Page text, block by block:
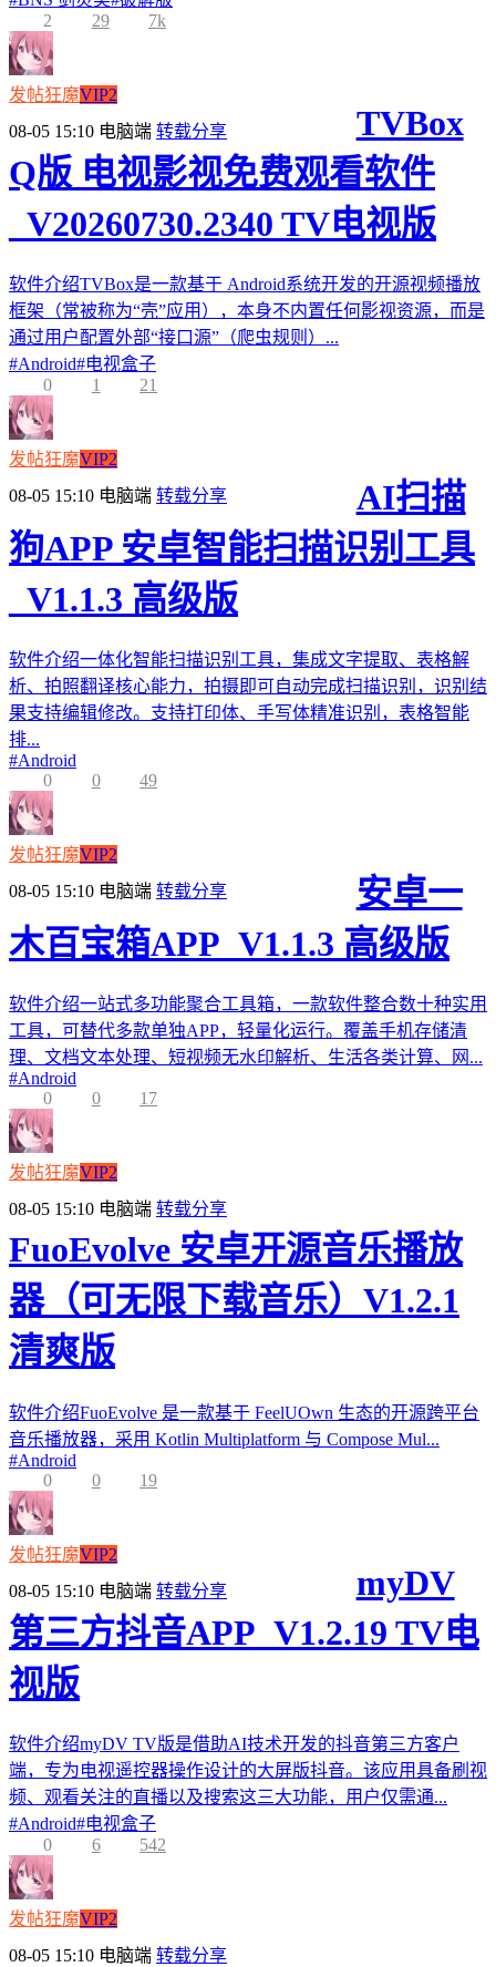
2
29 7k
发帖狂魔VIP2
08-05 15:10 电脑端 转载分享
TVBox
Q版 电视影视免费观看软件
_V20260730.2340 TV电视版
软件介绍TVBox是一款基于 Android系统开发的开源视频播放
框架（常被称为“壳”应用），本身不内置任何影视资源，而是
通过用户配置外部“接口源”（爬虫规则）...
#Android#电视盒子
0
1 21
发帖狂魔VIP2
08-05 15:10 电脑端 转载分享
AI扫描
狗APP 安卓智能扫描识别工具
_V1.1.3 高级版
软件介绍一体化智能扫描识别工具，集成文字提取、表格解
析、拍照翻译核心能力，拍摄即可自动完成扫描识别，识别结
果支持编辑修改。支持打印体、手写体精准识别，表格智能
排...
#Android
0
0 49
发帖狂魔VIP2
08-05 15:10 电脑端 转载分享
安卓一
木百宝箱APP_V1.1.3 高级版
软件介绍一站式多功能聚合工具箱，一款软件整合数十种实用
工具，可替代多款单独APP，轻量化运行。覆盖手机存储清
理、文档文本处理、短视频无水印解析、生活各类计算、网...
#Android
0
0 17
发帖狂魔VIP2
08-05 15:10 电脑端 转载分享
FuoEvolve 安卓开源音乐播放
器（可无限下载音乐）V1.2.1
清爽版
软件介绍FuoEvolve 是一款基于 FeelUOwn 生态的开源跨平台
音乐播放器，采用 Kotlin Multiplatform 与 Compose Mul...
#Android
0
0 19
发帖狂魔VIP2
08-05 15:10 电脑端 转载分享
myDV
第三方抖音APP_V1.2.19 TV电
视版
软件介绍myDV TV版是借助AI技术开发的抖音第三方客户
端，专为电视遥控器操作设计的大屏版抖音。该应用具备刷视
频、观看关注的直播以及搜索这三大功能，用户仅需通...
#Android#电视盒子
0
6 542
发帖狂魔VIP2
08-05 15:10 电脑端 转载分享